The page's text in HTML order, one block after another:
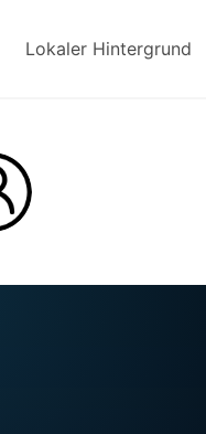
Lokaler Hintergrund